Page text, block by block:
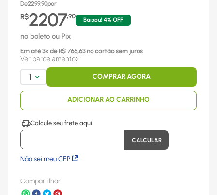
De2299,90por
R$2207,90
Baixou! 4% OFF
no boleto ou Pix
Em até 3x de R$ 766,63no cartão sem juros
Ver parcelamento
1 COMPRAR AGORA
ADICIONAR AO CARRINHO
Não sei meu CEP
Compartilhar